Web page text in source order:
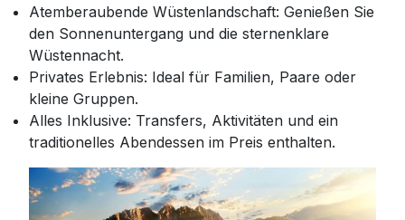
Atemberaubende Wüstenlandschaft: Genießen Sie
den Sonnenuntergang und die sternenklare
Wüstennacht.
Privates Erlebnis: Ideal für Familien, Paare oder
kleine Gruppen.
Alles Inklusive: Transfers, Aktivitäten und ein
traditionelles Abendessen im Preis enthalten.